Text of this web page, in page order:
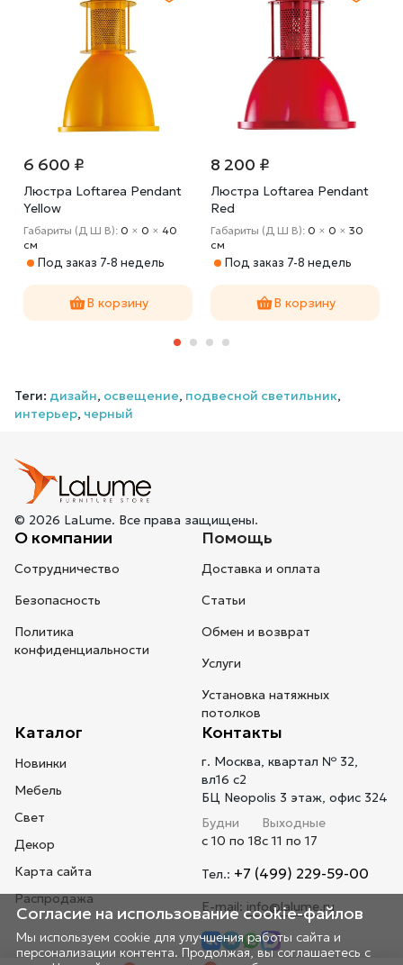
6 600 ₽
Люстра Loftarea Pendant
Yellow
Габариты (Д Ш В): 0 × 0 × 40
cм
Под заказ 7-8 недель
В корзину
8 200 ₽
Люстра Loftarea Pendant
Red
Габариты (Д Ш В): 0 × 0 × 30
cм
Под заказ 7-8 недель
В корзину
Теги: дизайн, освещение, подвесной светильник,
интерьер, черный
© 2026 LaLume. Все права защищены.
О компании
Сотрудничество
Безопасность
Политика
конфиденциальности
Помощь
Доставка и оплата
Статьи
Обмен и возврат
Услуги
Установка натяжных
потолков
Каталог
Новинки
Мебель
Свет
Декор
Карта сайта
Распродажа
Контакты
г. Москва, квартал № 32,
вл16 с2
БЦ Neopolis 3 этаж, офис 324
Будни
с 10 по 18
Выходные
с 11 по 17
Тел.: +7 (499) 229-59-00
E-mail: info@lalume.ru
Согласие на использование cookie-файлов
Мы используем cookie для улучшения работы сайта и
персонализации контента. Продолжая, вы соглашаетесь с